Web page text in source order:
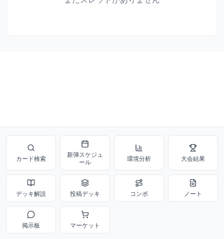
カード検索
新弾スケジュ
ール
環境分析 大会結果
デッキ解説 投稿デッキ コンボ ノート
掲示板 マーケット